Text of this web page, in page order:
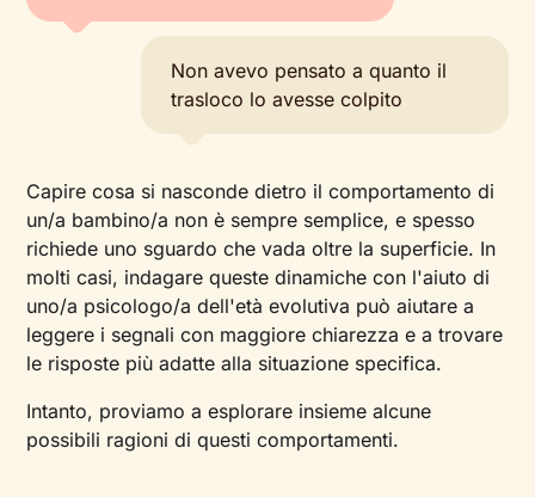
Non avevo pensato a quanto il
trasloco lo avesse colpito
Capire cosa si nasconde dietro il comportamento di
un/a bambino/a non è sempre semplice, e spesso
richiede uno sguardo che vada oltre la superficie. In
molti casi, indagare queste dinamiche con l'aiuto di
uno/a psicologo/a dell'età evolutiva può aiutare a
leggere i segnali con maggiore chiarezza e a trovare
le risposte più adatte alla situazione specifica.
Intanto, proviamo a esplorare insieme alcune
possibili ragioni di questi comportamenti.